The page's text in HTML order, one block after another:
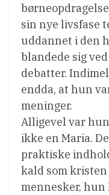
sin nye livsfase
uddannet i den
blandede sig
debatter.
endda, at hun
meninger.
Alligevel var
ikke en Maria.
praktiske
kald som
mennesker, hun